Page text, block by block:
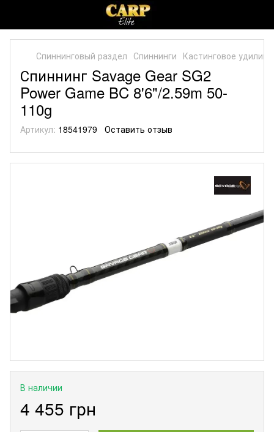
Спиннинговый раздел Спиннинги Кастинговое
Спиннинг Savage Gear SG2
Power Game BC 8'6"/2.59m 50-
110g
Артикул: 18541979 Оставить отзыв
В наличии
4 455 грн